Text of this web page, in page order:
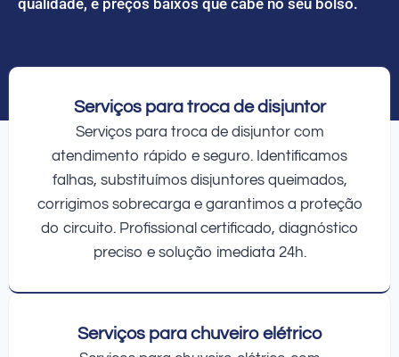
Serviços para troca de disjuntor
Serviços para troca de disjuntor com
atendimento rápido e seguro. Identificamos
falhas, substituímos disjuntores queimados,
corrigimos sobrecarga e garantimos a proteção
do circuito. Profissional certificado, diagnóstico
preciso e solução imediata 24h.
Serviços para chuveiro elétrico